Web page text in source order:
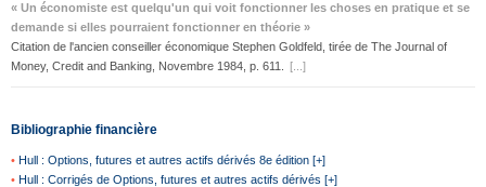
« Un économiste est quelqu'un qui voit fonctionner les choses en pratique et se
demande si elles pourraient fonctionner en théorie »
Citation de l'ancien conseiller économique Stephen Goldfeld, tirée de The Journal of
Money, Credit and Banking, Novembre 1984, p. 611.
[...]
Bibliographie financière
• Hull : Options, futures et autres actifs dérivés 8e édition [+]
• Hull : Corrigés de Options, futures et autres actifs dérivés [+]